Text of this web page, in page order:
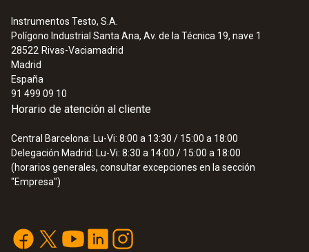
Instrumentos Testo, S.A.
Polígono Industrial Santa Ana, Av. de la Técnica 19, nave 1
28522 Rivas-Vaciamadrid
Madrid
España
91 499 09 10
Horario de atención al cliente
Central Barcelona: Lu-Vi: 8:00 a 13:30 / 15:00 a 18:00
Delegación Madrid: Lu-Vi: 8:30 a 14:00 / 15:00 a 18:00
(horarios generales, consultar excepciones en la sección
"Empresa")